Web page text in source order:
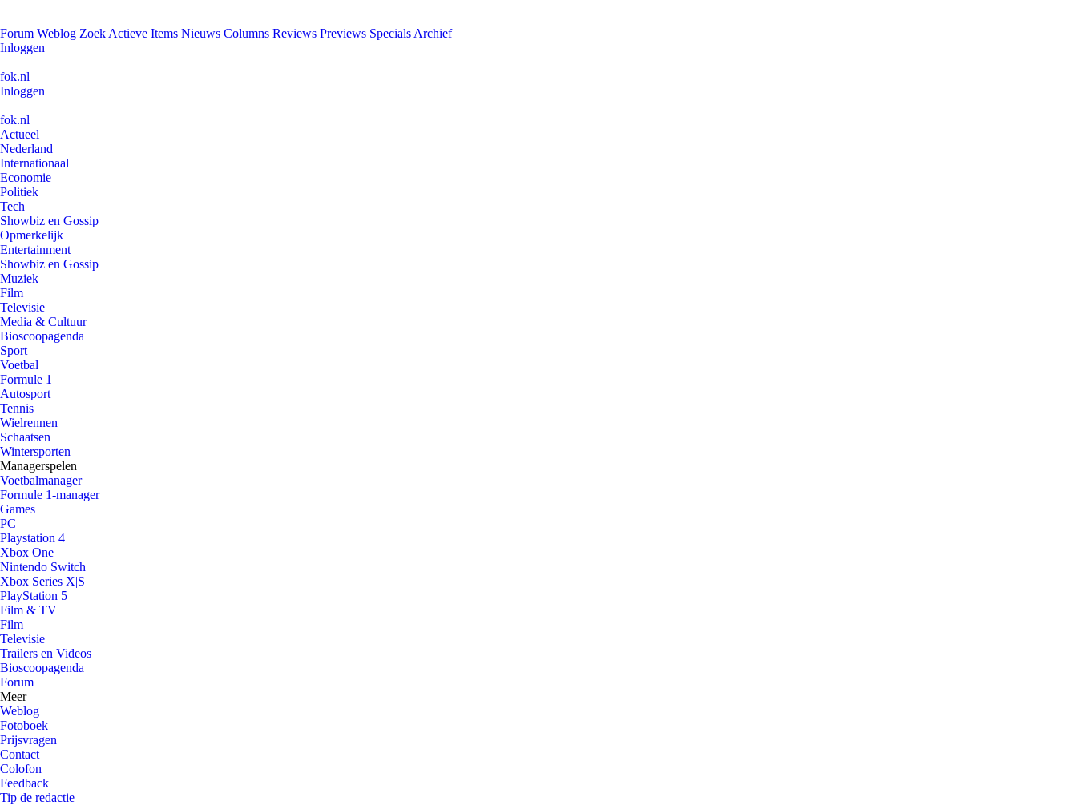
Forum Weblog Zoek Actieve Items Nieuws Columns Reviews Previews Specials Archief
Inloggen
fok.nl
Inloggen
fok.nl
Actueel
Nederland
Internationaal
Economie
Politiek
Tech
Showbiz en Gossip
Opmerkelijk
Entertainment
Showbiz en Gossip
Muziek
Film
Televisie
Media & Cultuur
Bioscoopagenda
Sport
Voetbal
Formule 1
Autosport
Tennis
Wielrennen
Schaatsen
Wintersporten
Managerspelen
Voetbalmanager
Formule 1-manager
Games
PC
Playstation 4
Xbox One
Nintendo Switch
Xbox Series X|S
PlayStation 5
Film & TV
Film
Televisie
Trailers en Videos
Bioscoopagenda
Forum
Meer
Weblog
Fotoboek
Prijsvragen
Contact
Colofon
Feedback
Tip de redactie